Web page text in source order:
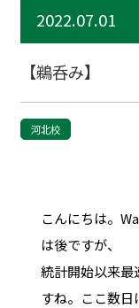
2022.07.01
【鵜呑み】
河北校
こんにちは。
は後ですが、
統計開始以来最
すね。ここ数